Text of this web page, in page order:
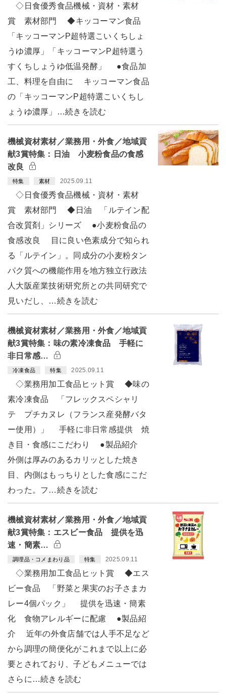
◇日食優秀食品機械・資材・素材
賞 素材部門 ◆キッコーマン食品
「キッコーマンP超特選こいくちしょ
うゆ濃厚」「キッコーマンP超特選う
すくちしょうゆ低温発酵」 ●食品加
工、料理を自由に キッコーマン食品
の「キッコーマンP超特選こいくちし
ょうゆ濃厚」…続きを読む
機械資材素材／業務用・外食／地域貢
献3賞特集：日油 小麦粉食品の食感
改良
特集 素材 2025.09.11
◇日食優秀食品機械・資材・素材
賞 素材部門 ◆日油 「ルテイン配
合改質剤」シリーズ ●小麦粉食品の
食感改良 目に良い色素成分で知られ
る「ルテイン」。同成分の小麦粉タン
パク質への機能作用を地方独立行政法
人大阪産業技術研究所との共同研究で
見いだし、…続きを読む
機械資材素材／業務用・外食／地域貢
献3賞特集：味の素冷凍食品 手軽に
非日常感…
冷凍食品 特集 2025.09.11
◇業務用加工食品ヒット賞 ◆味の
素冷凍食品 「フレックスペシャリ
テ プチカヌレ（フランス産発酵バタ
ー使用）」 手軽に非日常感提供 焼
き目・食感にこだわり ●製品紹介
外側は厚みのあるカリッとした焼き
目、内側はもっちりとした食感にこだ
わった。フ…続きを読む
機械資材素材／業務用・外食／地域貢
献3賞特集：エスビー食品 提供を迅
速・簡素…
調理品・コメまわり品 特集 2025.09.11
◇業務用加工食品ヒット賞 ◆エス
ビー食品 「野菜と果実のお子さまカ
レー4個パック」 提供を迅速・簡素
化 食物アレルギーに配慮 ●製品紹
介 近年の外食店舗では人手不足など
から調理の簡便化がこれまで以上に必
要とされており、子どもメニューでは
さらに…続きを読む